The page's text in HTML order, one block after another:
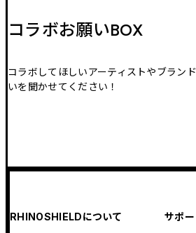
コラボお願いBOX
コラボしてほしいアーティストやブラン
いを聞かせてください！
RHINOSHIELDについて サポー